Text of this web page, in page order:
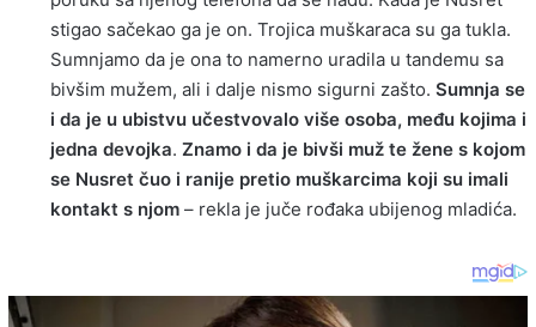
stigao sačekao ga je on. Trojica muškaraca su ga tukla.
Sumnjamo da je ona to namerno uradila u tandemu sa
bivšim mužem, ali i dalje nismo sigurni zašto. Sumnja se
i da je u ubistvu učestvovalo više osoba, među kojima i
jedna devojka. Znamo i da je bivši muž te žene s kojom
se Nusret čuo i ranije pretio muškarcima koji su imali
kontakt s njom – rekla je juče rođaka ubijenog mladića.